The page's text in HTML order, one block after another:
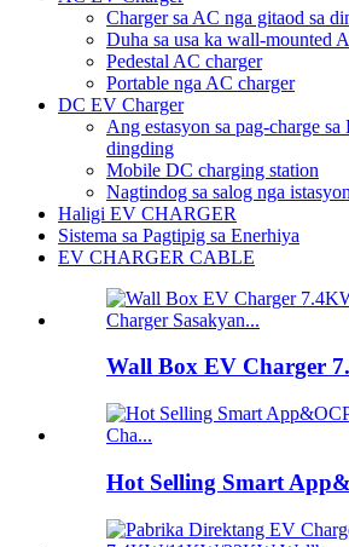
Charger sa AC nga gitaod sa
Duha sa usa ka wall-mounted
Pedestal AC charger
Portable nga AC charger
DC EV Charger
Ang estasyon sa pag-charge
dingding
Mobile DC charging station
Nagtindog sa salog nga
Haligi EV CHARGER
Sistema sa Pagtipig sa Enerhiya
EV CHARGER CABLE
Wall Box EV Charger
Hot Selling Smart